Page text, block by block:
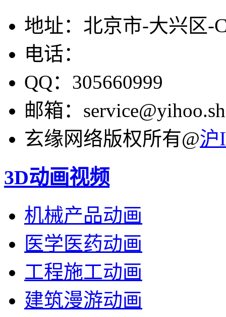
地址：北京市-大兴区-
电话：
QQ：305660999
邮箱：service@yihoo.sh
玄缘网络版权所有@沪
3D动画视频
机械产品动画
医学医药动画
工程施工动画
建筑漫游动画